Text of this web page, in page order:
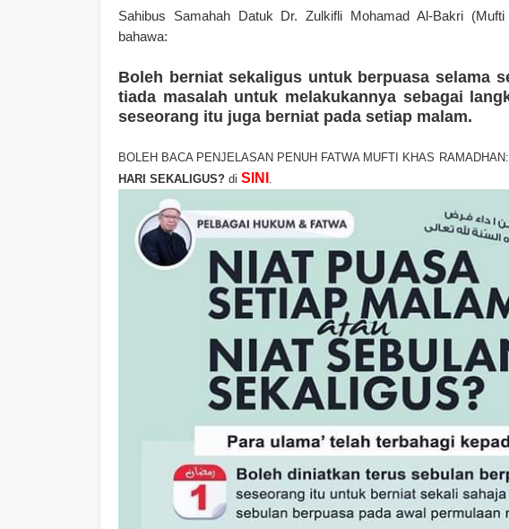
Sahibus Samahah Datuk Dr. Zulkifli Mohamad Al-Bakri
bahawa:
Boleh berniat sekaligus untuk berpuasa selama
tiada masalah untuk melakukannya sebagai
seseorang itu juga berniat pada setiap malam.
BOLEH BACA PENJELASAN PENUH FATWA MUFTI KHAS RAMADHAN:
HARI SEKALIGUS? di SINI .